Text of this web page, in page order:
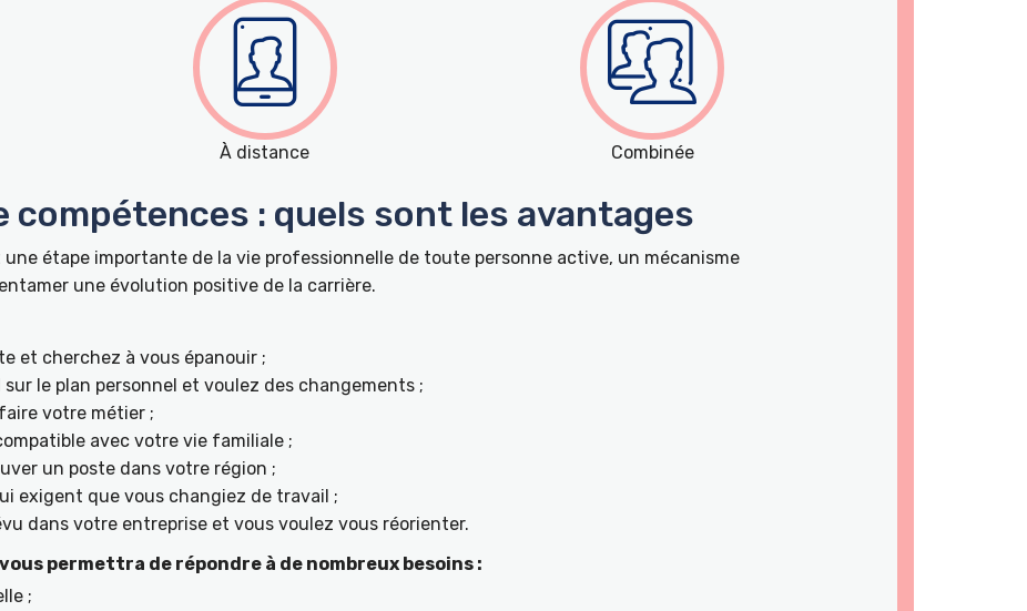
À distance Combinée
compétences : quels sont les avantages
étape importante de la vie professionnelle de toute personne active, un mécanisme
une évolution positive de la carrière.
et cherchez à vous épanouir ;
le plan personnel et voulez des changements ;
votre métier ;
avec votre vie familiale ;
un poste dans votre région ;
exigent que vous changiez de travail ;
dans votre entreprise et vous voulez vous réorienter.
permettra de répondre à de nombreux besoins :
;